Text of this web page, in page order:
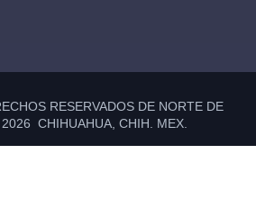
RESERVADOS DE NORTE DE
CHIHUAHUA, CHIH. MEX.